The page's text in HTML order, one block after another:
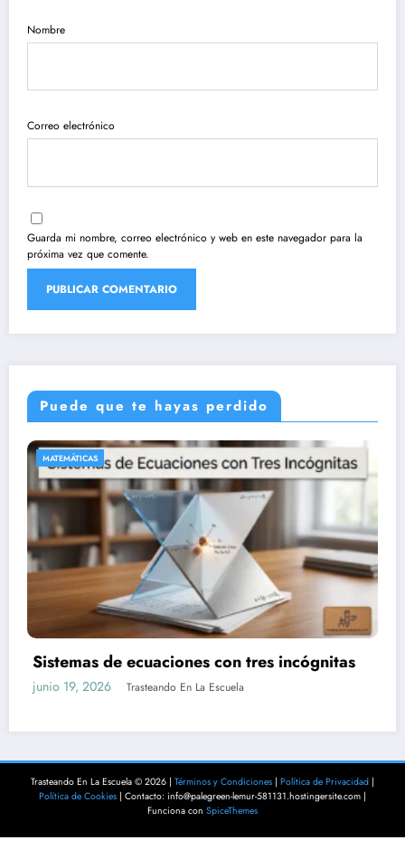
Nombre
Correo electrónico
Guarda mi nombre, correo electrónico y web en este navegador para la
próxima vez que comente.
Puede que te hayas perdido
MATEMÁTICAS
Sistemas de ecuaciones:
junio 19, 2026
Trasteando En La Escuela © 2026 | Términos y Condiciones | Política de Privacidad |
Política de Cookies | Contacto: info@palegreen-lemur-581131.hostingersite.com |
Funciona con SpiceThemes